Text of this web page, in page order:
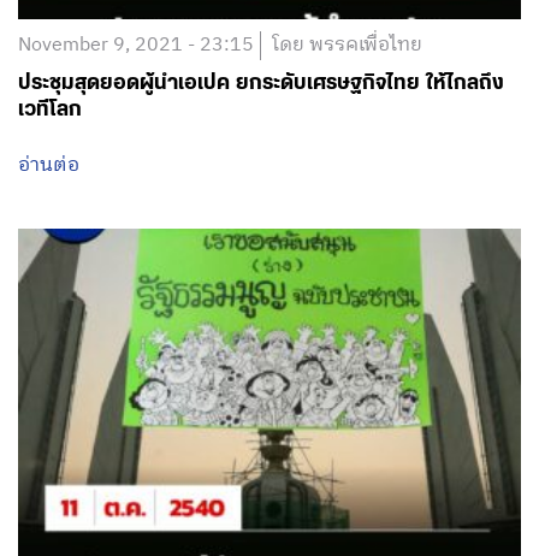
November 9, 2021 - 23:15 โดย พรรคเพื่อไทย
ประชุมสุดยอดผู้นำเอเปค ยกระดับเศรษฐกิจไทย ให้ไกลถึง
เวทีโลก
อ่านต่อ